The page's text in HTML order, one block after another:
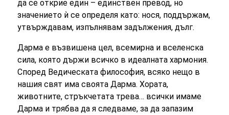
да се открие един – единствен превод, но
значението ѝ се определя като: нося, поддържам,
утвърждавам, изпълнявам задължения, дълг.
Дарма е възвишена цел, всемирна и вселенска
сила, която държи всичко в идеалната хармония.
Според Ведическата философия, всяко нещо в
нашия свят има своята Дарма. Хората,
животните, стръкчетата трева… всички имаме
Дарма и трябва да я следваме, за да запазим